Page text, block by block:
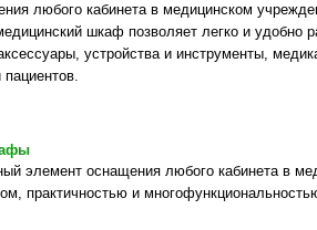
любого кабинета в медицинском
шкаф позволяет легко и удобно
устройства и инструменты,
элемент оснащения любого кабинета в
практичностью и